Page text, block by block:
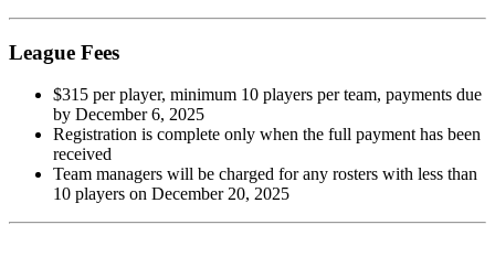
League Fees​​​​‌ ‍ ​‍​‍‌‍ ‌ ​‍‌‍‍‌‌‍‌ ‌‍‍‌‌‍ ‍​‍​‍​ ‍‍​‍​‍‌ ​ ‌‍​‌‌‍ ‍‌‍‍‌‌ ‌​‌ ‍‌​‍ ‍‌‍‍‌‌‍ ​‍​‍​‍ ​​‍​‍‌‍‍​‌ ​‍‌‍‌‌‌‍‌‍​‍​‍​ ‍‍​‍​‍‌‍‍​‌ ‌​‌ ‌​‌ ​​‌ ​ ​ ‍‍​‍ ​‍ ‌‍​ ‌‍‍​‌‍‌‌‌‍ ​‌ ​ ‌‍‌‌‌‍​‌‌ ​​‌‍‍‌‌‍‌‌‌ ​‍‌ ​ ​‍ ‍‌ ​ ‌‍​‌‌‍ ‍‌‍‍‌‌ ‌​‌ ‍‌​‍ ‍‌ ​ ‌ ‌​‌ ‌‌‌‍‌​‌‍‍‌‌‍ ​‍ ‌‍‍‌‌‍ ‍‌ ‌​‌‍‌‌‌‍ ‍‌ ‌​​‍ ‌‍‌‌‌‍‌​‌‍‍‌‌ ‌​​‍ ‌‍ ‌‌‍ ‌‍‌​‌‍‌‌​ ‌‌ ​​‌ ​‍‌‍‌‌‌ ​ ‌‍‌‌‌‍ ‍‌ ‌​‌‍​‌‌ ‌​‌‍‍‌‌‍ ‌‍ ‍​ ‍ ‌‍‍‌‌‍‌​​ ‌​ ‌‌​ ​‌‌‍‌​​ ‌‍​ ​‍​ ​​‌‍​‍​ ​‍​‍ ‌​ ‍‌​ ​​‌‍‌‍‌‍‌​​‍ ‌​ ‌​‌‍‌‍‌‍‌​‌‍​‍​‍ ‌​ ‍‌​ ‍‌‌‍‌​​ ​‍​‍ ‌​ ‌‍‌‍‌‍​ ‌ ​ ​ ‌‍​ ​ ​​​ ‍​​ ‌ ‌‍‌‌​ ‌‍​ ​​​ ​​​ ‍ ‌ ‌​‌ ‍‌‌ ​​‌‍‌‌​ ‌‌‍ ​‌‍‌‌‌‍​‌‌‍‌ ‌ ‌‌‌‍‌‌​ ‍ ‌ ​​‌‍​‌‌ ‌​‌‍‍​​ ‌‌ ​​‌‍​‌‌‍‌ ‌‍‌‌‌​​‍‌ ‌‌‌‍‍‌‌‍ ​‌‍‌​‌‍‌‌‌ ​‍​‍‌‌​ ‌‌‌​​‍‌‌ ‌‍‍ ‌‍‌‌‌ ‍‌​‍‌‌​ ​ ‌​‌​​‍‌‌​ ​ ‌​‌​​‍‌‌​ ​‍​ ​‍‌‍​ ​ ‍‌​ ​ ​ ​​​ ​​​ ‌ ‌‍​‌​ ​‌​ ‌‍‌‍​‌​ ‌‌​ ‌ ​‍‌‌​ ​‍​ ​‍​‍‌‌​ ‌‌‌​‌​​‍ ‍‌ ​‍‌‍ ‌ ‌ ‌ ​ ​‍‌‌​ ‌‌‌​​‍‌‌ ‌‍‍ ‌‍‌‌‌ ‍‌​‍‌‌​ ​ ‌​‌​​‍‌‌​ ​ ‌​‌​​‍‌‌​ ​‍​ ​‍‌‍‌‌‌‍​‌‌‍‌‌​ ​‍​ ‌ ​ ‌‍​ ‌​‌‍‌‌‌‍​ ​ ‌ ​ ​ ​ ‌ ​‍‌‌​ ​‍​ ​‍​‍‌‌​ ‌‌‌​‌​​‍ ‍‌ ​‍‌‍ ‌ ‌ ‌‌‌​‌‍‍‌‌ ‌​‌‍ ​‌‍‌‌​ ‌‍​‍‌‍​‌‌ ​ ‌‍‌‌‌‌‌‌‌ ​‍‌‍ ​​ ‌‌‍‍​‌ ‌​‌ ‌​‌ ​​‌ ​ ​‍‌‌​ ​ ‌​​‌​‍‌‌​ ​‍‌​‌‍​‍‌‌​ ​‍‌​‌‍‌‍​ ‌‍‍​‌‍‌‌‌‍ ​‌ ​ ‌‍‌‌‌‍​‌‌ ​​‌‍‍‌‌‍‌‌‌ ​‍‌ ​ ​‍ ‍‌ ​ ‌‍​‌‌‍ ‍‌‍‍‌‌ ‌​‌ ‍‌​‍ ‍‌ ​ ‌ ‌​‌ ‌‌‌‍‌​‌‍‍‌‌‍ ​‍‌‍‌‍‍‌‌‍‌​​ ‌​ ‌‌​ ​‌‌‍‌​​ ‌‍​ ​‍​ ​​‌‍​‍​ ​‍​‍ ‌​ ‍‌​ ​​‌‍‌‍‌‍‌​​‍ ‌​ ‌​‌‍‌‍‌‍‌​‌‍​‍​‍ ‌​ ‍‌​ ‍‌‌‍‌​​ ​‍​‍ ‌​ ‌‍‌‍‌‍​ ‌ ​ ​ ‌‍​ ​ ​​​ ‍​​ ‌ ‌‍‌‌​ ‌‍​ ​​​ ​​​‍‌‍‌ ‌​‌ ‍‌‌ ​​‌‍‌‌​ ‌‌‍ ​‌‍‌‌‌‍​‌‌‍‌ ‌ ‌‌‌‍‌‌​‍‌‍‌ ​​‌‍​‌‌ ‌​‌‍‍​​ ‌‌ ​​‌‍​‌‌‍‌ ‌‍‌‌‌​​‍‌ ‌‌‌‍‍‌‌‍ ​‌‍‌​‌‍‌‌‌ ​‍​‍‌‌​ ‌‌‌​​‍‌‌ ‌‍‍ ‌‍‌‌‌ ‍‌​‍‌‌​ ​ ‌​‌​​‍‌‌​ ​ ‌​‌​​‍‌‌​ ​‍​ ​‍‌‍​ ​ ‍‌​ ​ ​ ​​​ ​​​ ‌ ‌‍​‌​ ​‌​ ‌‍‌‍​‌​ ‌‌​ ‌ ​‍‌‌​ ​‍​ ​‍​‍‌‌​ ‌‌‌​‌​​‍ ‍‌ ​‍‌‍ ‌ ‌ ‌ ​ ​‍‌‌​ ‌‌‌​​‍‌‌ ‌‍‍ ‌‍‌‌‌ ‍‌​‍‌‌​ ​ ‌​‌​​‍‌‌​ ​ ‌​‌​​‍‌‌​ ​‍​ ​‍‌‍‌‌‌‍​‌‌‍‌‌​ ​‍​ ‌ ​ ‌‍​ ‌​‌‍‌‌‌‍​ ​ ‌ ​ ​ ​ ‌ ​‍‌‌​ ​‍​ ​‍​‍‌‌​ ‌‌‌​‌​​‍ ‍‌ ​‍‌‍ ‌ ‌ ‌‌‌​‌‍‍‌‌ ‌​‌‍ ​‌‍‌‌​‍‌‍‌ ​​‌‍‌‌‌ ​‍‌ ​ ‌ ​​‌‍‌‌‌‍​ ‌ ‌​‌‍‍‌‌ ‌‍‌‍‌‌​ ‌‌ ​​‌ ‌‌‌‍​‍‌‍ ​‌‍‍‌‌ ​ ‌‍‍​‌‍‌‌‌‍‌​​‍​‍‌ ‌
$315 per player, minimum 10 players per team, payments due
by December 6, 2025​​​​‌ ‍ ​‍​‍‌‍ ‌ ​‍‌‍‍‌‌‍‌ ‌‍‍‌‌‍ ‍​‍​‍​ ‍‍​‍​‍‌ ​ ‌‍​‌‌‍ ‍‌‍‍‌‌ ‌​‌ ‍‌​‍ ‍‌‍‍‌‌‍ ​‍​‍​‍ ​​‍​‍‌‍‍​‌ ​‍‌‍‌‌‌‍‌‍​‍​‍​ ‍‍​‍​‍‌‍‍​‌ ‌​‌ ‌​‌ ​​‌ ​ ​ ‍‍​‍ ​‍ ‌‍​ ‌‍‍​‌‍‌‌‌‍ ​‌ ​ ‌‍‌‌‌‍​‌‌ ​​‌‍‍‌‌‍‌‌‌ ​‍‌ ​ ​‍ ‍‌ ​ ‌‍​‌‌‍ ‍‌‍‍‌‌ ‌​‌ ‍‌​‍ ‍‌ ​ ‌ ‌​‌ ‌‌‌‍‌​‌‍‍‌‌‍ ​‍ ‌‍‍‌‌‍ ‍‌ ‌​‌‍‌‌‌‍ ‍‌ ‌​​‍ ‌‍‌‌‌‍‌​‌‍‍‌‌ ‌​​‍ ‌‍ ‌‌‍ ‌‍‌​‌‍‌‌​ ‌‌ ​​‌ ​‍‌‍‌‌‌ ​ ‌‍‌‌‌‍ ‍‌ ‌​‌‍​‌‌ ‌​‌‍‍‌‌‍ ‌‍ ‍​ ‍ ‌‍‍‌‌‍‌​​ ‌​ ‌‌​ ​‌‌‍‌​​ ‌‍​ ​‍​ ​​‌‍​‍​ ​‍​‍ ‌​ ‍‌​ ​​‌‍‌‍‌‍‌​​‍ ‌​ ‌​‌‍‌‍‌‍‌​‌‍​‍​‍ ‌​ ‍‌​ ‍‌‌‍‌​​ ​‍​‍ ‌​ ‌‍‌‍‌‍​ ‌ ​ ​ ‌‍​ ​ ​​​ ‍​​ ‌ ‌‍‌‌​ ‌‍​ ​​​ ​​​ ‍ ‌ ‌​‌ ‍‌‌ ​​‌‍‌‌​ ‌‌‍ ​‌‍‌‌‌‍​‌‌‍‌ ‌ ‌‌‌‍‌‌​ ‍ ‌ ​​‌‍​‌‌ ‌​‌‍‍​​ ‌‌ ​​‌‍​‌‌‍‌ ‌‍‌‌‌​​‍‌ ‌‌‌‍‍‌‌‍ ​‌‍‌​‌‍‌‌‌ ​‍​‍‌‌​ ‌‌‌​​‍‌‌ ‌‍‍ ‌‍‌‌‌ ‍‌​‍‌‌​ ​ ‌​‌​​‍‌‌​ ​ ‌​‌​​‍‌‌​ ​‍​ ​‍‌‍​ ​ ‍‌​ ​ ​ ​​​ ​​​ ‌ ‌‍​‌​ ​‌​ ‌‍‌‍​‌​ ‌‌​ ‌ ​‍‌‌​ ​‍​ ​‍​‍‌‌​ ‌‌‌​‌​​‍ ‍‌ ​‍‌‍ ‌ ‌ ‌ ​ ​‍‌‌​ ‌‌‌​​‍‌‌ ‌‍‍ ‌‍‌‌‌ ‍‌​‍‌‌​ ​ ‌​‌​​‍‌‌​ ​ ‌​‌​​‍‌‌​ ​‍​ ​‍‌‍‌‌‌‍​‌‌‍‌‌​ ​‍​ ‌ ​ ‌‍​ ‌​‌‍‌‌‌‍​ ​ ‌ ​ ​ ​ ‌ ​‍‌‌​ ​‍​ ​‍​‍‌‌​ ‌‌‌​‌​​‍ ‍‌ ​‍‌‍‍‌‌‍​ ‌‍‍​‌‌‌​‌‍‌‌‌ ‍​‌ ‌​​‍‌‌​ ‌‌‌​​‍‌‌ ‌‍‍ ‌‍‌‌‌ ‍‌​‍‌‌​ ​ ‌​‌​​‍‌‌​ ​ ‌​‌​​‍‌‌​ ​‍​ ​‍‌‍​‍‌‍​‍​ ​‍‌‍‌​​ ​‌‌‍​‌‌‍‌‍​ ‌​​ ​​​ ​​‌‍​‌​ ​‌​‍‌‌​ ​‍​ ​‍​‍‌‌​ ‌‌‌​‌​​‍ ‍‌‍​ ‌‍‍​‌‍‍‌‌‍ ​‌‍‌​‌ ​‍‌‍‌‌‌‍ ‍​‍‌‌​ ‌‌‌​​‍‌‌ ‌‍‍ ‌‍‌‌‌ ‍‌​‍‌‌​ ​ ‌​‌​​‍‌‌​ ​ ‌​‌​​‍‌‌​ ​‍​ ​‍​ ‌​​ ‌​​ ‌‍​ ‌ ‌‍​ ‌‍‌‍‌‍‌‌‌‍​ ​ ​​‌‍‌‍​ ‌‌‌‍‌‌​‍‌‌​ ​‍​ ​‍​‍‌‌​ ‌‌‌​‌​​‍ ‍‌ ‌​‌‍‌‌‌ ‍​‌ ‌​​ ‌‍​‍‌‍​‌‌ ​ ‌‍‌‌‌‌‌‌‌ ​‍‌‍ ​​ ‌‌‍‍​‌ ‌​‌ ‌​‌ ​​‌ ​ ​‍‌‌​ ​ ‌​​‌​‍‌‌​ ​‍‌​‌‍​‍‌‌​ ​‍‌​‌‍‌‍​ ‌‍‍​‌‍‌‌‌‍ ​‌ ​ ‌‍‌‌‌‍​‌‌ ​​‌‍‍‌‌‍‌‌‌ ​‍‌ ​ ​‍ ‍‌ ​ ‌‍​‌‌‍ ‍‌‍‍‌‌ ‌​‌ ‍‌​‍ ‍‌ ​ ‌ ‌​‌ ‌‌‌‍‌​‌‍‍‌‌‍ ​‍‌‍‌‍‍‌‌‍‌​​ ‌​ ‌‌​ ​‌‌‍‌​​ ‌‍​ ​‍​ ​​‌‍​‍​ ​‍​‍ ‌​ ‍‌​ ​​‌‍‌‍‌‍‌​​‍ ‌​ ‌​‌‍‌‍‌‍‌​‌‍​‍​‍ ‌​ ‍‌​ ‍‌‌‍‌​​ ​‍​‍ ‌​ ‌‍‌‍‌‍​ ‌ ​ ​ ‌‍​ ​ ​​​ ‍​​ ‌ ‌‍‌‌​ ‌‍​ ​​​ ​​​‍‌‍‌ ‌​‌ ‍‌‌ ​​‌‍‌‌​ ‌‌‍ ​‌‍‌‌‌‍​‌‌‍‌ ‌ ‌‌‌‍‌‌​‍‌‍‌ ​​‌‍​‌‌ ‌​‌‍‍​​ ‌‌ ​​‌‍​‌‌‍‌ ‌‍‌‌‌​​‍‌ ‌‌‌‍‍‌‌‍ ​‌‍‌​‌‍‌‌‌ ​‍​‍‌‌​ ‌‌‌​​‍‌‌ ‌‍‍ ‌‍‌‌‌ ‍‌​‍‌‌​ ​ ‌​‌​​‍‌‌​ ​ ‌​‌​​‍‌‌​ ​‍​ ​‍‌‍​ ​ ‍‌​ ​ ​ ​​​ ​​​ ‌ ‌‍​‌​ ​‌​ ‌‍‌‍​‌​ ‌‌​ ‌ ​‍‌‌​ ​‍​ ​‍​‍‌‌​ ‌‌‌​‌​​‍ ‍‌ ​‍‌‍ ‌ ‌ ‌ ​ ​‍‌‌​ ‌‌‌​​‍‌‌ ‌‍‍ ‌‍‌‌‌ ‍‌​‍‌‌​ ​ ‌​‌​​‍‌‌​ ​ ‌​‌​​‍‌‌​ ​‍​ ​‍‌‍‌‌‌‍​‌‌‍‌‌​ ​‍​ ‌ ​ ‌‍​ ‌​‌‍‌‌‌‍​ ​ ‌ ​ ​ ​ ‌ ​‍‌‌​ ​‍​ ​‍​‍‌‌​ ‌‌‌​‌​​‍ ‍‌ ​‍‌‍‍‌‌‍​ ‌‍‍​‌‌‌​‌‍‌‌‌ ‍​‌ ‌​​‍‌‌​ ‌‌‌​​‍‌‌ ‌‍‍ ‌‍‌‌‌ ‍‌​‍‌‌​ ​ ‌​‌​​‍‌‌​ ​ ‌​‌​​‍‌‌​ ​‍​ ​‍‌‍​‍‌‍​‍​ ​‍‌‍‌​​ ​‌‌‍​‌‌‍‌‍​ ‌​​ ​​​ ​​‌‍​‌​ ​‌​‍‌‌​ ​‍​ ​‍​‍‌‌​ ‌‌‌​‌​​‍ ‍‌‍​ ‌‍‍​‌‍‍‌‌‍ ​‌‍‌​‌ ​‍‌‍‌‌‌‍ ‍​‍‌‌​ ‌‌‌​​‍‌‌ ‌‍‍ ‌‍‌‌‌ ‍‌​‍‌‌​ ​ ‌​‌​​‍‌‌​ ​ ‌​‌​​‍‌‌​ ​‍​ ​‍​ ‌​​ ‌​​ ‌‍​ ‌ ‌‍​ ‌‍‌‍‌‍‌‌‌‍​ ​ ​​‌‍‌‍​ ‌‌‌‍‌‌​‍‌‌​ ​‍​ ​‍​‍‌‌​ ‌‌‌​‌​​‍ ‍‌ ‌​‌‍‌‌‌ ‍​‌ ‌​​‍‌‍‌ ​​‌‍‌‌‌ ​‍‌ ​ ‌ ​​‌‍‌‌‌‍​ ‌ ‌​‌‍‍‌‌ ‌‍‌‍‌‌​ ‌‌ ​​‌ ‌‌‌‍​‍‌‍ ​‌‍‍‌‌ ​ ‌‍‍​‌‍‌‌‌‍‌​​‍​‍‌ ‌
Registration is complete only when the full payment has been
received​​​​‌ ‍ ​‍​‍‌‍ ‌ ​‍‌‍‍‌‌‍‌ ‌‍‍‌‌‍ ‍​‍​‍​ ‍‍​‍​‍‌ ​ ‌‍​‌‌‍ ‍‌‍‍‌‌ ‌​‌ ‍‌​‍ ‍‌‍‍‌‌‍ ​‍​‍​‍ ​​‍​‍‌‍‍​‌ ​‍‌‍‌‌‌‍‌‍​‍​‍​ ‍‍​‍​‍‌‍‍​‌ ‌​‌ ‌​‌ ​​‌ ​ ​ ‍‍​‍ ​‍ ‌‍​ ‌‍‍​‌‍‌‌‌‍ ​‌ ​ ‌‍‌‌‌‍​‌‌ ​​‌‍‍‌‌‍‌‌‌ ​‍‌ ​ ​‍ ‍‌ ​ ‌‍​‌‌‍ ‍‌‍‍‌‌ ‌​‌ ‍‌​‍ ‍‌ ​ ‌ ‌​‌ ‌‌‌‍‌​‌‍‍‌‌‍ ​‍ ‌‍‍‌‌‍ ‍‌ ‌​‌‍‌‌‌‍ ‍‌ ‌​​‍ ‌‍‌‌‌‍‌​‌‍‍‌‌ ‌​​‍ ‌‍ ‌‌‍ ‌‍‌​‌‍‌‌​ ‌‌ ​​‌ ​‍‌‍‌‌‌ ​ ‌‍‌‌‌‍ ‍‌ ‌​‌‍​‌‌ ‌​‌‍‍‌‌‍ ‌‍ ‍​ ‍ ‌‍‍‌‌‍‌​​ ‌​ ‌‌​ ​‌‌‍‌​​ ‌‍​ ​‍​ ​​‌‍​‍​ ​‍​‍ ‌​ ‍‌​ ​​‌‍‌‍‌‍‌​​‍ ‌​ ‌​‌‍‌‍‌‍‌​‌‍​‍​‍ ‌​ ‍‌​ ‍‌‌‍‌​​ ​‍​‍ ‌​ ‌‍‌‍‌‍​ ‌ ​ ​ ‌‍​ ​ ​​​ ‍​​ ‌ ‌‍‌‌​ ‌‍​ ​​​ ​​​ ‍ ‌ ‌​‌ ‍‌‌ ​​‌‍‌‌​ ‌‌‍ ​‌‍‌‌‌‍​‌‌‍‌ ‌ ‌‌‌‍‌‌​ ‍ ‌ ​​‌‍​‌‌ ‌​‌‍‍​​ ‌‌ ​​‌‍​‌‌‍‌ ‌‍‌‌‌​​‍‌ ‌‌‌‍‍‌‌‍ ​‌‍‌​‌‍‌‌‌ ​‍​‍‌‌​ ‌‌‌​​‍‌‌ ‌‍‍ ‌‍‌‌‌ ‍‌​‍‌‌​ ​ ‌​‌​​‍‌‌​ ​ ‌​‌​​‍‌‌​ ​‍​ ​‍‌‍​ ​ ‍‌​ ​ ​ ​​​ ​​​ ‌ ‌‍​‌​ ​‌​ ‌‍‌‍​‌​ ‌‌​ ‌ ​‍‌‌​ ​‍​ ​‍​‍‌‌​ ‌‌‌​‌​​‍ ‍‌ ​‍‌‍ ‌ ‌ ‌ ​ ​‍‌‌​ ‌‌‌​​‍‌‌ ‌‍‍ ‌‍‌‌‌ ‍‌​‍‌‌​ ​ ‌​‌​​‍‌‌​ ​ ‌​‌​​‍‌‌​ ​‍​ ​‍‌‍‌‌‌‍​‌‌‍‌‌​ ​‍​ ‌ ​ ‌‍​ ‌​‌‍‌‌‌‍​ ​ ‌ ​ ​ ​ ‌ ​‍‌‌​ ​‍​ ​‍​‍‌‌​ ‌‌‌​‌​​‍ ‍‌ ​‍‌‍‍‌‌‍​ ‌‍‍​‌‌‌​‌‍‌‌‌ ‍​‌ ‌​​‍‌‌​ ‌‌‌​​‍‌‌ ‌‍‍ ‌‍‌‌‌ ‍‌​‍‌‌​ ​ ‌​‌​​‍‌‌​ ​ ‌​‌​​‍‌‌​ ​‍​ ​‍‌‍‌‌​ ‌​‌‍‌​‌‍​ ​ ‍‌​ ‌​‌‍​‍‌‍​ ‌‍‌‌‌‍‌‍‌‍​ ‌‍​‌​‍‌‌​ ​‍​ ​‍​‍‌‌​ ‌‌‌​‌​​‍ ‍‌‍​ ‌‍‍​‌‍‍‌‌‍ ​‌‍‌​‌ ​‍‌‍‌‌‌‍ ‍​‍‌‌​ ‌‌‌​​‍‌‌ ‌‍‍ ‌‍‌‌‌ ‍‌​‍‌‌​ ​ ‌​‌​​‍‌‌​ ​ ‌​‌​​‍‌‌​ ​‍​ ​‍​ ‌​​ ​​​ ‌​​ ​‍‌‍‌‌​ ‌ ​ ‌‍​ ‌‍‌‍‌‍‌‍‌‍‌‍​ ​ ​​​‍‌‌​ ​‍​ ​‍​‍‌‌​ ‌‌‌​‌​​‍ ‍‌ ‌​‌‍‌‌‌ ‍​‌ ‌​​ ‌‍​‍‌‍​‌‌ ​ ‌‍‌‌‌‌‌‌‌ ​‍‌‍ ​​ ‌‌‍‍​‌ ‌​‌ ‌​‌ ​​‌ ​ ​‍‌‌​ ​ ‌​​‌​‍‌‌​ ​‍‌​‌‍​‍‌‌​ ​‍‌​‌‍‌‍​ ‌‍‍​‌‍‌‌‌‍ ​‌ ​ ‌‍‌‌‌‍​‌‌ ​​‌‍‍‌‌‍‌‌‌ ​‍‌ ​ ​‍ ‍‌ ​ ‌‍​‌‌‍ ‍‌‍‍‌‌ ‌​‌ ‍‌​‍ ‍‌ ​ ‌ ‌​‌ ‌‌‌‍‌​‌‍‍‌‌‍ ​‍‌‍‌‍‍‌‌‍‌​​ ‌​ ‌‌​ ​‌‌‍‌​​ ‌‍​ ​‍​ ​​‌‍​‍​ ​‍​‍ ‌​ ‍‌​ ​​‌‍‌‍‌‍‌​​‍ ‌​ ‌​‌‍‌‍‌‍‌​‌‍​‍​‍ ‌​ ‍‌​ ‍‌‌‍‌​​ ​‍​‍ ‌​ ‌‍‌‍‌‍​ ‌ ​ ​ ‌‍​ ​ ​​​ ‍​​ ‌ ‌‍‌‌​ ‌‍​ ​​​ ​​​‍‌‍‌ ‌​‌ ‍‌‌ ​​‌‍‌‌​ ‌‌‍ ​‌‍‌‌‌‍​‌‌‍‌ ‌ ‌‌‌‍‌‌​‍‌‍‌ ​​‌‍​‌‌ ‌​‌‍‍​​ ‌‌ ​​‌‍​‌‌‍‌ ‌‍‌‌‌​​‍‌ ‌‌‌‍‍‌‌‍ ​‌‍‌​‌‍‌‌‌ ​‍​‍‌‌​ ‌‌‌​​‍‌‌ ‌‍‍ ‌‍‌‌‌ ‍‌​‍‌‌​ ​ ‌​‌​​‍‌‌​ ​ ‌​‌​​‍‌‌​ ​‍​ ​‍‌‍​ ​ ‍‌​ ​ ​ ​​​ ​​​ ‌ ‌‍​‌​ ​‌​ ‌‍‌‍​‌​ ‌‌​ ‌ ​‍‌‌​ ​‍​ ​‍​‍‌‌​ ‌‌‌​‌​​‍ ‍‌ ​‍‌‍ ‌ ‌ ‌ ​ ​‍‌‌​ ‌‌‌​​‍‌‌ ‌‍‍ ‌‍‌‌‌ ‍‌​‍‌‌​ ​ ‌​‌​​‍‌‌​ ​ ‌​‌​​‍‌‌​ ​‍​ ​‍‌‍‌‌‌‍​‌‌‍‌‌​ ​‍​ ‌ ​ ‌‍​ ‌​‌‍‌‌‌‍​ ​ ‌ ​ ​ ​ ‌ ​‍‌‌​ ​‍​ ​‍​‍‌‌​ ‌‌‌​‌​​‍ ‍‌ ​‍‌‍‍‌‌‍​ ‌‍‍​‌‌‌​‌‍‌‌‌ ‍​‌ ‌​​‍‌‌​ ‌‌‌​​‍‌‌ ‌‍‍ ‌‍‌‌‌ ‍‌​‍‌‌​ ​ ‌​‌​​‍‌‌​ ​ ‌​‌​​‍‌‌​ ​‍​ ​‍‌‍‌‌​ ‌​‌‍‌​‌‍​ ​ ‍‌​ ‌​‌‍​‍‌‍​ ‌‍‌‌‌‍‌‍‌‍​ ‌‍​‌​‍‌‌​ ​‍​ ​‍​‍‌‌​ ‌‌‌​‌​​‍ ‍‌‍​ ‌‍‍​‌‍‍‌‌‍ ​‌‍‌​‌ ​‍‌‍‌‌‌‍ ‍​‍‌‌​ ‌‌‌​​‍‌‌ ‌‍‍ ‌‍‌‌‌ ‍‌​‍‌‌​ ​ ‌​‌​​‍‌‌​ ​ ‌​‌​​‍‌‌​ ​‍​ ​‍​ ‌​​ ​​​ ‌​​ ​‍‌‍‌‌​ ‌ ​ ‌‍​ ‌‍‌‍‌‍‌‍‌‍‌‍​ ​ ​​​‍‌‌​ ​‍​ ​‍​‍‌‌​ ‌‌‌​‌​​‍ ‍‌ ‌​‌‍‌‌‌ ‍​‌ ‌​​‍‌‍‌ ​​‌‍‌‌‌ ​‍‌ ​ ‌ ​​‌‍‌‌‌‍​ ‌ ‌​‌‍‍‌‌ ‌‍‌‍‌‌​ ‌‌ ​​‌ ‌‌‌‍​‍‌‍ ​‌‍‍‌‌ ​ ‌‍‍​‌‍‌‌‌‍‌​​‍​‍‌ ‌
Team managers will be charged for any rosters with less than
10 players on December 20, 2025​​​​‌ ‍ ​‍​‍‌‍ ‌ ​‍‌‍‍‌‌‍‌ ‌‍‍‌‌‍ ‍​‍​‍​ ‍‍​‍​‍‌ ​ ‌‍​‌‌‍ ‍‌‍‍‌‌ ‌​‌ ‍‌​‍ ‍‌‍‍‌‌‍ ​‍​‍​‍ ​​‍​‍‌‍‍​‌ ​‍‌‍‌‌‌‍‌‍​‍​‍​ ‍‍​‍​‍‌‍‍​‌ ‌​‌ ‌​‌ ​​‌ ​ ​ ‍‍​‍ ​‍ ‌‍​ ‌‍‍​‌‍‌‌‌‍ ​‌ ​ ‌‍‌‌‌‍​‌‌ ​​‌‍‍‌‌‍‌‌‌ ​‍‌ ​ ​‍ ‍‌ ​ ‌‍​‌‌‍ ‍‌‍‍‌‌ ‌​‌ ‍‌​‍ ‍‌ ​ ‌ ‌​‌ ‌‌‌‍‌​‌‍‍‌‌‍ ​‍ ‌‍‍‌‌‍ ‍‌ ‌​‌‍‌‌‌‍ ‍‌ ‌​​‍ ‌‍‌‌‌‍‌​‌‍‍‌‌ ‌​​‍ ‌‍ ‌‌‍ ‌‍‌​‌‍‌‌​ ‌‌ ​​‌ ​‍‌‍‌‌‌ ​ ‌‍‌‌‌‍ ‍‌ ‌​‌‍​‌‌ ‌​‌‍‍‌‌‍ ‌‍ ‍​ ‍ ‌‍‍‌‌‍‌​​ ‌​ ‌‌​ ​‌‌‍‌​​ ‌‍​ ​‍​ ​​‌‍​‍​ ​‍​‍ ‌​ ‍‌​ ​​‌‍‌‍‌‍‌​​‍ ‌​ ‌​‌‍‌‍‌‍‌​‌‍​‍​‍ ‌​ ‍‌​ ‍‌‌‍‌​​ ​‍​‍ ‌​ ‌‍‌‍‌‍​ ‌ ​ ​ ‌‍​ ​ ​​​ ‍​​ ‌ ‌‍‌‌​ ‌‍​ ​​​ ​​​ ‍ ‌ ‌​‌ ‍‌‌ ​​‌‍‌‌​ ‌‌‍ ​‌‍‌‌‌‍​‌‌‍‌ ‌ ‌‌‌‍‌‌​ ‍ ‌ ​​‌‍​‌‌ ‌​‌‍‍​​ ‌‌ ​​‌‍​‌‌‍‌ ‌‍‌‌‌​​‍‌ ‌‌‌‍‍‌‌‍ ​‌‍‌​‌‍‌‌‌ ​‍​‍‌‌​ ‌‌‌​​‍‌‌ ‌‍‍ ‌‍‌‌‌ ‍‌​‍‌‌​ ​ ‌​‌​​‍‌‌​ ​ ‌​‌​​‍‌‌​ ​‍​ ​‍‌‍​ ​ ‍‌​ ​ ​ ​​​ ​​​ ‌ ‌‍​‌​ ​‌​ ‌‍‌‍​‌​ ‌‌​ ‌ ​‍‌‌​ ​‍​ ​‍​‍‌‌​ ‌‌‌​‌​​‍ ‍‌ ​‍‌‍ ‌ ‌ ‌ ​ ​‍‌‌​ ‌‌‌​​‍‌‌ ‌‍‍ ‌‍‌‌‌ ‍‌​‍‌‌​ ​ ‌​‌​​‍‌‌​ ​ ‌​‌​​‍‌‌​ ​‍​ ​‍‌‍‌‌‌‍​‌‌‍‌‌​ ​‍​ ‌ ​ ‌‍​ ‌​‌‍‌‌‌‍​ ​ ‌ ​ ​ ​ ‌ ​‍‌‌​ ​‍​ ​‍​‍‌‌​ ‌‌‌​‌​​‍ ‍‌ ​‍‌‍‍‌‌‍​ ‌‍‍​‌‌‌​‌‍‌‌‌ ‍​‌ ‌​​‍‌‌​ ‌‌‌​​‍‌‌ ‌‍‍ ‌‍‌‌‌ ‍‌​‍‌‌​ ​ ‌​‌​​‍‌‌​ ​ ‌​‌​​‍‌‌​ ​‍​ ​‍​ ​‌​ ​‍​ ‌ ‌‍‌‍‌‍‌‌‌‍‌‍​ ‌‍​ ‌​​ ‌‌​ ‍​​ ​​‌‍‌‌​‍‌‌​ ​‍​ ​‍​‍‌‌​ ‌‌‌​‌​​‍ ‍‌‍​ ‌‍‍​‌‍‍‌‌‍ ​‌‍‌​‌ ​‍‌‍‌‌‌‍ ‍​‍‌‌​ ‌‌‌​​‍‌‌ ‌‍‍ ‌‍‌‌‌ ‍‌​‍‌‌​ ​ ‌​‌​​‍‌‌​ ​ ‌​‌​​‍‌‌​ ​‍​ ​‍​ ‌‍​ ​‌​ ​‌‌‍​‌‌‍​‍​ ‍​​ ‍​​ ​‍​ ​‍‌‍‌‍‌‍‌‍‌‍‌‌​‍‌‌​ ​‍​ ​‍​‍‌‌​ ‌‌‌​‌​​‍ ‍‌ ‌​‌‍‌‌‌ ‍​‌ ‌​​ ‌‍​‍‌‍​‌‌ ​ ‌‍‌‌‌‌‌‌‌ ​‍‌‍ ​​ ‌‌‍‍​‌ ‌​‌ ‌​‌ ​​‌ ​ ​‍‌‌​ ​ ‌​​‌​‍‌‌​ ​‍‌​‌‍​‍‌‌​ ​‍‌​‌‍‌‍​ ‌‍‍​‌‍‌‌‌‍ ​‌ ​ ‌‍‌‌‌‍​‌‌ ​​‌‍‍‌‌‍‌‌‌ ​‍‌ ​ ​‍ ‍‌ ​ ‌‍​‌‌‍ ‍‌‍‍‌‌ ‌​‌ ‍‌​‍ ‍‌ ​ ‌ ‌​‌ ‌‌‌‍‌​‌‍‍‌‌‍ ​‍‌‍‌‍‍‌‌‍‌​​ ‌​ ‌‌​ ​‌‌‍‌​​ ‌‍​ ​‍​ ​​‌‍​‍​ ​‍​‍ ‌​ ‍‌​ ​​‌‍‌‍‌‍‌​​‍ ‌​ ‌​‌‍‌‍‌‍‌​‌‍​‍​‍ ‌​ ‍‌​ ‍‌‌‍‌​​ ​‍​‍ ‌​ ‌‍‌‍‌‍​ ‌ ​ ​ ‌‍​ ​ ​​​ ‍​​ ‌ ‌‍‌‌​ ‌‍​ ​​​ ​​​‍‌‍‌ ‌​‌ ‍‌‌ ​​‌‍‌‌​ ‌‌‍ ​‌‍‌‌‌‍​‌‌‍‌ ‌ ‌‌‌‍‌‌​‍‌‍‌ ​​‌‍​‌‌ ‌​‌‍‍​​ ‌‌ ​​‌‍​‌‌‍‌ ‌‍‌‌‌​​‍‌ ‌‌‌‍‍‌‌‍ ​‌‍‌​‌‍‌‌‌ ​‍​‍‌‌​ ‌‌‌​​‍‌‌ ‌‍‍ ‌‍‌‌‌ ‍‌​‍‌‌​ ​ ‌​‌​​‍‌‌​ ​ ‌​‌​​‍‌‌​ ​‍​ ​‍‌‍​ ​ ‍‌​ ​ ​ ​​​ ​​​ ‌ ‌‍​‌​ ​‌​ ‌‍‌‍​‌​ ‌‌​ ‌ ​‍‌‌​ ​‍​ ​‍​‍‌‌​ ‌‌‌​‌​​‍ ‍‌ ​‍‌‍ ‌ ‌ ‌ ​ ​‍‌‌​ ‌‌‌​​‍‌‌ ‌‍‍ ‌‍‌‌‌ ‍‌​‍‌‌​ ​ ‌​‌​​‍‌‌​ ​ ‌​‌​​‍‌‌​ ​‍​ ​‍‌‍‌‌‌‍​‌‌‍‌‌​ ​‍​ ‌ ​ ‌‍​ ‌​‌‍‌‌‌‍​ ​ ‌ ​ ​ ​ ‌ ​‍‌‌​ ​‍​ ​‍​‍‌‌​ ‌‌‌​‌​​‍ ‍‌ ​‍‌‍‍‌‌‍​ ‌‍‍​‌‌‌​‌‍‌‌‌ ‍​‌ ‌​​‍‌‌​ ‌‌‌​​‍‌‌ ‌‍‍ ‌‍‌‌‌ ‍‌​‍‌‌​ ​ ‌​‌​​‍‌‌​ ​ ‌​‌​​‍‌‌​ ​‍​ ​‍​ ​‌​ ​‍​ ‌ ‌‍‌‍‌‍‌‌‌‍‌‍​ ‌‍​ ‌​​ ‌‌​ ‍​​ ​​‌‍‌‌​‍‌‌​ ​‍​ ​‍​‍‌‌​ ‌‌‌​‌​​‍ ‍‌‍​ ‌‍‍​‌‍‍‌‌‍ ​‌‍‌​‌ ​‍‌‍‌‌‌‍ ‍​‍‌‌​ ‌‌‌​​‍‌‌ ‌‍‍ ‌‍‌‌‌ ‍‌​‍‌‌​ ​ ‌​‌​​‍‌‌​ ​ ‌​‌​​‍‌‌​ ​‍​ ​‍​ ‌‍​ ​‌​ ​‌‌‍​‌‌‍​‍​ ‍​​ ‍​​ ​‍​ ​‍‌‍‌‍‌‍‌‍‌‍‌‌​‍‌‌​ ​‍​ ​‍​‍‌‌​ ‌‌‌​‌​​‍ ‍‌ ‌​‌‍‌‌‌ ‍​‌ ‌​​‍‌‍‌ ​​‌‍‌‌‌ ​‍‌ ​ ‌ ​​‌‍‌‌‌‍​ ‌ ‌​‌‍‍‌‌ ‌‍‌‍‌‌​ ‌‌ ​​‌ ‌‌‌‍​‍‌‍ ​‌‍‍‌‌ ​ ‌‍‍​‌‍‌‌‌‍‌​​‍​‍‌ ‌